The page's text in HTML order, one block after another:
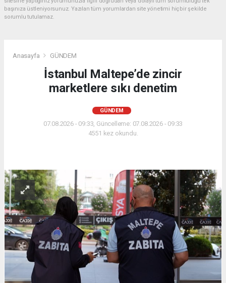
başınıza üstleniyorsunuz. Yazılan tüm yorumlardan site yönetimi hiçbir şekilde
sorumlu tutulamaz.
Anasayfa GÜNDEM
İstanbul Maltepe’de zincir
marketlere sıkı denetim
GÜNDEM
07.08.2026 - 09:33, Güncelleme: 07.08.2026 - 09:33
4551 kez okundu.